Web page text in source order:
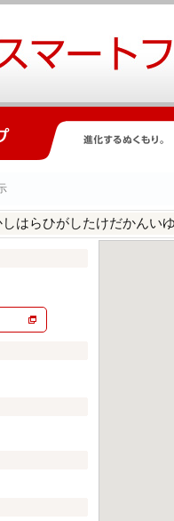
しはらひがしたけだかんい